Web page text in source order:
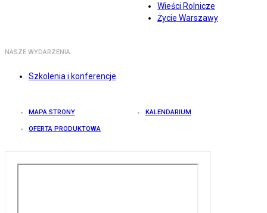
Wieści Rolnicze
Życie Warszawy
NASZE WYDARZENIA
Szkolenia i konferencje
MAPA STRONY KALENDARIUM
OFERTA PRODUKTOWA